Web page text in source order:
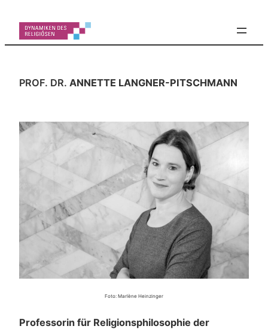
Inhalt
springen
PROF. DR. ANNETTE LANGNER-PITSCHMANN
Foto: Marlène Heinzinger
Professorin für Religionsphilosophie der